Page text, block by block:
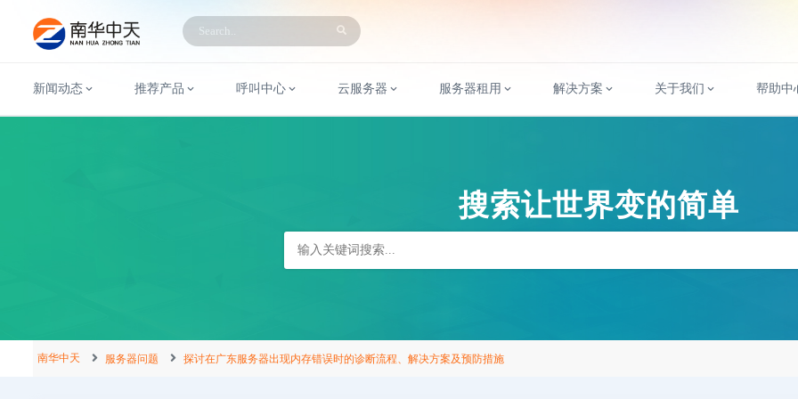
新闻动态 推荐产品 呼叫中心 云服务器 服务器租用 解决方案 关于我们 帮助中
搜索让世界变的简单
南华中天 服务器问题 探讨在广东服务器出现内存错误时的诊断流程、解决方案及预防措施